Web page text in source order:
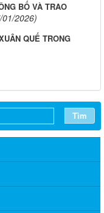
BỐ VÀ TRAO
01/2026)
QUẾ TRONG
Tìm